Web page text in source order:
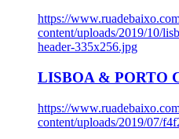
https://
content/uploads/2019/10/
header-335x256.jpg
LISBOA & PORTO
https://
content/uploads/2019/07/